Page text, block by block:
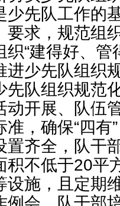
少先队工作的
要求，规范组
织“建得好、管
进少先队组织
先队组织规范
动开展、队伍
准，确保“四
置齐全，队干
积不低于20平
设施，且定期